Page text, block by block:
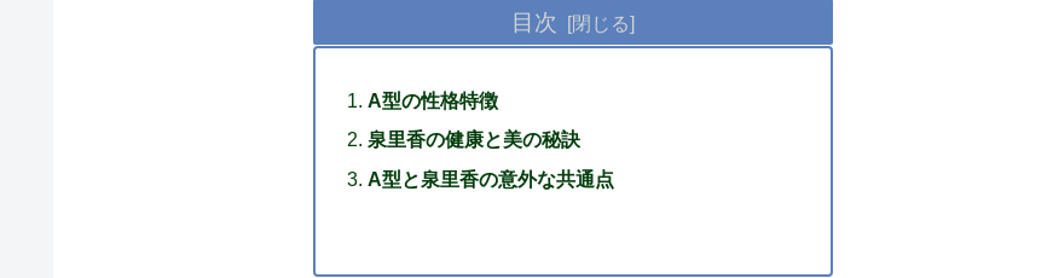
目次
A型の性格特徴
泉里香の健康と美の秘訣
A型と泉里香の意外な共通点